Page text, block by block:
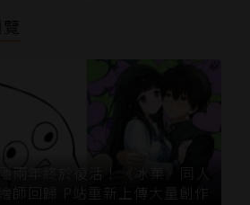
隱兩年終於復活！《冰菓》同人
繪師回歸 P站重新上傳大量創作